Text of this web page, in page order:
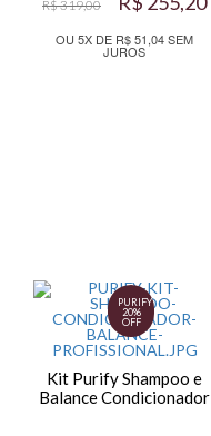
R$ 319,00
OU 5X DE R$ 51,04 SEM
JUROS
PURIFY
20%
OFF
Kit Purify Shampoo e
Balance Condicionador